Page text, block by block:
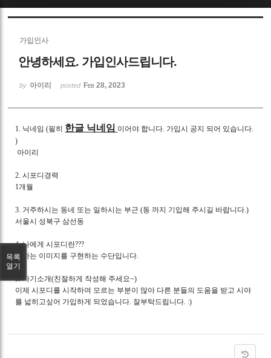
가입인사
안녕하세요. 가입인사드립니다.
by 아이리 posted Feb 28, 2023
1. 닉네임 (필히 한글 닉네임 이어야 합니다. 가입시 공지 되어 있습니다.
)
아이리
2. 시포디경력
1개월
3. 거주하시는 동네 또는 일하시는 부근 (동 까지 기입해 주시길 바랍니다.)
서울시 성북구 삼선동
4. 나에게 시포디란???
원하는 이미지를 구현하는 수단입니다.
5. 자기소개(친절하게 작성해 주세요~)
이제 시포디를 시작하여 모르는 부분이 많아 다른 분들의 도움을 받고 시야
를 넓히고싶어 가입하게 되었습니다. 잘부탁드립니다. :)
목록
열기
Sketchbook5, 스케치북5
Sketchbook5, 스케치북5